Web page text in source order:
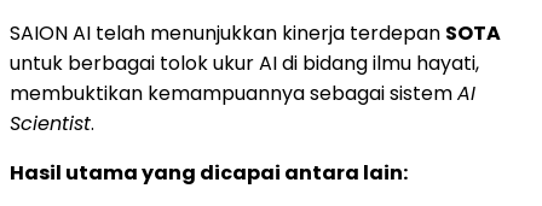
SAION AI telah menunjukkan kinerja terdepan SOTA
untuk berbagai tolok ukur AI di bidang ilmu hayati,
membuktikan kemampuannya sebagai sistemAI
Scientist.
Hasil utama yang dicapai antara lain: